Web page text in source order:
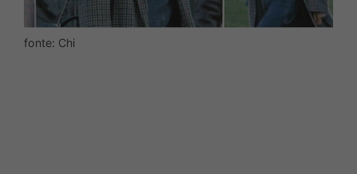
fonte: Chi